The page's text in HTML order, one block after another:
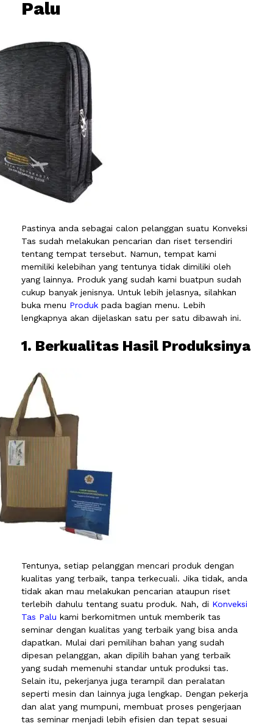
Palu
Pastinya anda sebagai calon pelanggan suatu Konveksi
Tas sudah melakukan pencarian dan riset tersendiri
tentang tempat tersebut. Namun, tempat kami
memiliki kelebihan yang tentunya tidak dimiliki oleh
yang lainnya. Produk yang sudah kami buatpun sudah
cukup banyak jenisnya. Untuk lebih jelasnya, silahkan
buka menu Produk pada bagian menu. Lebih
lengkapnya akan dijelaskan satu per satu dibawah ini.
1. Berkualitas Hasil Produksinya
Tentunya, setiap pelanggan mencari produk dengan
kualitas yang terbaik, tanpa terkecuali. Jika tidak, anda
tidak akan mau melakukan pencarian ataupun riset
terlebih dahulu tentang suatu produk. Nah, di Konveksi
Tas Palu kami berkomitmen untuk memberik tas
seminar dengan kualitas yang terbaik yang bisa anda
dapatkan. Mulai dari pemilihan bahan yang sudah
dipesan pelanggan, akan dipilih bahan yang terbaik
yang sudah memenuhi standar untuk produksi tas.
Selain itu, pekerjanya juga terampil dan peralatan
seperti mesin dan lainnya juga lengkap. Dengan pekerja
dan alat yang mumpuni, membuat proses pengerjaan
tas seminar menjadi lebih efisien dan tepat sesuai